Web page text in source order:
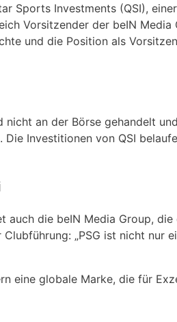
Sports Investments (QSI),
Vorsitzender der beIN
und die Position als
nicht an der Börse gehandelt
Die Investitionen von QSI
auch die beIN Media Group,
„PSG ist nicht nur
eine globale Marke, die für